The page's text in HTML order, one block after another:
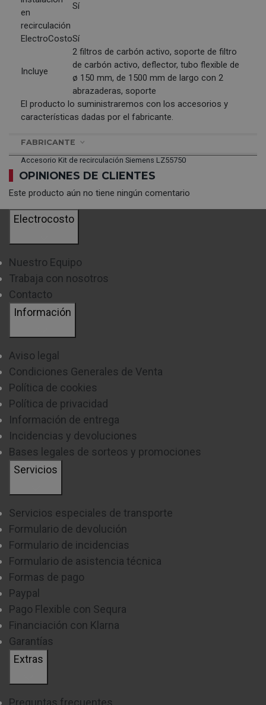
en
recirculación
Sí
ElectroCostoSí
Incluye
2 filtros de carbón activo, soporte de filtro
de carbón activo, deflector, tubo flexible de
ø 150 mm, de 1500 mm de largo con 2
abrazaderas, soporte
El producto lo suministraremos con los accesorios y
características dadas por el fabricante.
FABRICANTE
Accesorio Kit de recirculación Siemens LZ55750
OPINIONES DE CLIENTES
Este producto aún no tiene ningún comentario
Electrocosto
Nuestro Equipo
Trabaja con nosotros
Contacto
Información
Aviso legal
Condiciones Generales de Venta
Política de cookies
Política de privacidad
Información de entrega
Incidencias y devoluciones
Bases legales de sorteos y promociones
Servicios
Servicios especiales de transporte
Formulario de devolución
Formulario de incidencias
Formulario de asistencia técnica
Formas de pago
Paypal
Pago Flexible con Sequra
Financiación con Klarna
Garantías
Extras
Preguntas frecuentes